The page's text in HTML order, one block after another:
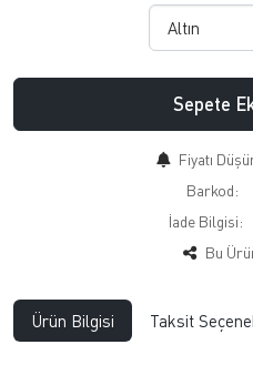
Sepete
Fiyatı
Barkod:
İade Bilgisi:
Bu
Ürün Bilgisi Taksit